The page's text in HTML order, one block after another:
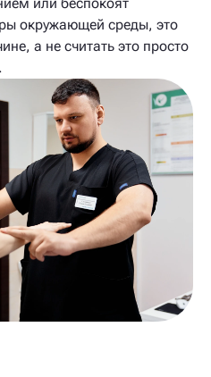
окружающей среды, это
а не считать это просто